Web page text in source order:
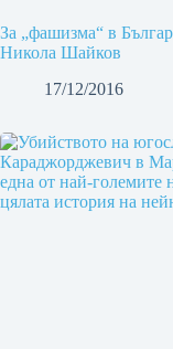
За „фашизма“ в
Никола Шайков
17/12/2016